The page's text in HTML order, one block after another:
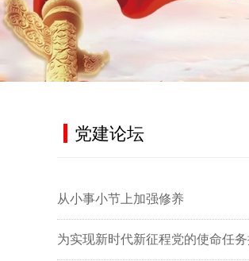
党建论坛
从小事小节上加强修养
为实现新时代新征程党的使命任